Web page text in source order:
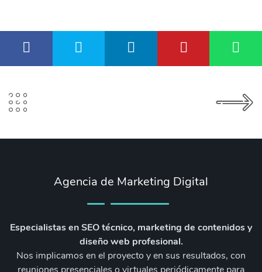
Agencia de Marketing Digital
Especialistas en SEO técnico, marketing de contenidos y
diseño web profesional.
Nos implicamos en el proyecto y en sus resultados, con
reuniones presenciales o virtuales periódicamente para